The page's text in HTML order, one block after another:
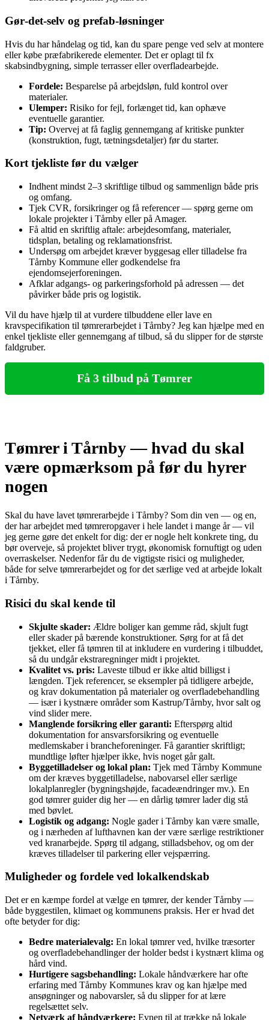
Gør‑det‑selv og prefab‑løsninger
Hvis du har håndelag og tid, kan du spare penge ved selv at montere
eller købe præfabrikerede elementer. Det er oplagt til fx
skabsindbygning, simple terrasser eller overfladearbejde.
Fordele: Besparelse på arbejdsløn, fuld kontrol over
materialer.
Ulemper: Risiko for fejl, forlænget tid, kan ophæve
eventuelle garantier.
Tip: Overvej at få faglig gennemgang af kritiske punkter
(konstruktion, fugt, tætningsdetaljer) før du starter.
Kort tjekliste før du vælger
Indhent mindst 2–3 skriftlige tilbud og sammenlign både pris
og omfang.
Tjek CVR, forsikringer og få referencer — spørg gerne om
lokale projekter i Tårnby eller på Amager.
Få altid en skriftlig aftale: arbejdesomfang, materialer,
tidsplan, betaling og reklamationsfrist.
Undersøg om arbejdet kræver byggesag eller tilladelse fra
Tårnby Kommune eller godkendelse fra
ejendomsejerforeningen.
Afklar adgangs‑ og parkeringsforhold på adressen — det
påvirker både pris og logistik.
Vil du have hjælp til at vurdere tilbuddene eller lave en
kravspecifikation til tømrerarbejdet i Tårnby? Jeg kan hjælpe med en
enkel tjekliste eller gennemgang af tilbud, så du slipper for de største
faldgruber.
Få 3 tilbud på Tømrer
Tømrer i Tårnby — hvad du skal
være opmærksom på før du hyrer
nogen
Skal du have lavet tømrerarbejde i Tårnby? Som din ven — og en,
der har arbejdet med tømreropgaver i hele landet i mange år — vil
jeg gerne gøre det enkelt for dig: der er nogle helt konkrete ting, du
bør overveje, så projektet bliver trygt, økonomisk fornuftigt og uden
overraskelser. Nedenfor får du de vigtigste risici og muligheder,
både for selve tømrerarbejdet og for det særlige ved at arbejde lokalt
i Tårnby.
Risici du skal kende til
Skjulte skader: Ældre boliger kan gemme råd, skjult fugt
eller skader på bærende konstruktioner. Sørg for at få det
tjekket, eller få tømren til at inkludere en vurdering i tilbuddet,
så du undgår ekstraregninger midt i projektet.
Kvalitet vs. pris: Laveste tilbud er ikke altid billigst i
længden. Tjek referencer, se eksempler på tidligere arbejde,
og krav dokumentation på materialer og overfladebehandling
— især i kystnære områder som Kastrup/Tårnby, hvor salt og
vind slider mere.
Manglende forsikring eller garanti: Efterspørg altid
dokumentation for ansvarsforsikring og eventuelle
medlemskaber i brancheforeninger. Få garantier skriftligt;
mundtlige løfter hjælper ikke, hvis noget går galt.
Byggetilladelser og lokal plan: Tjek med Tårnby Kommune
om der kræves byggetilladelse, nabovarsel eller særlige
lokalplanregler (bygningshøjde, facadeændringer mv.). En
god tømrer guider dig her — en dårlig tømrer lader dig stå
med bøvlet.
Logistik og adgang: Nogle gader i Tårnby kan være smalle,
og i nærheden af lufthavnen kan der være særlige restriktioner
ved kranarbejde. Spørg til adgang, stilladsbehov, og om der
kræves tilladelser til parkering eller vejspærring.
Muligheder og fordele ved lokalkendskab
Det er en kæmpe fordel at vælge en tømrer, der kender Tårnby —
både byggestilen, klimaet og kommunens praksis. Her er hvad det
ofte betyder for dig:
Bedre materialevalg: En lokal tømrer ved, hvilke træsorter
og overfladebehandlinger der holder bedst i kystnært klima og
hård vind.
Hurtigere sagsbehandling: Lokale håndværkere har ofte
erfaring med Tårnby Kommunes krav og kan hjælpe med
ansøgninger og nabovarsler, så du slipper for at lære
regelsættet selv.
Netværk af håndværkere: Evnen til at trække på lokale